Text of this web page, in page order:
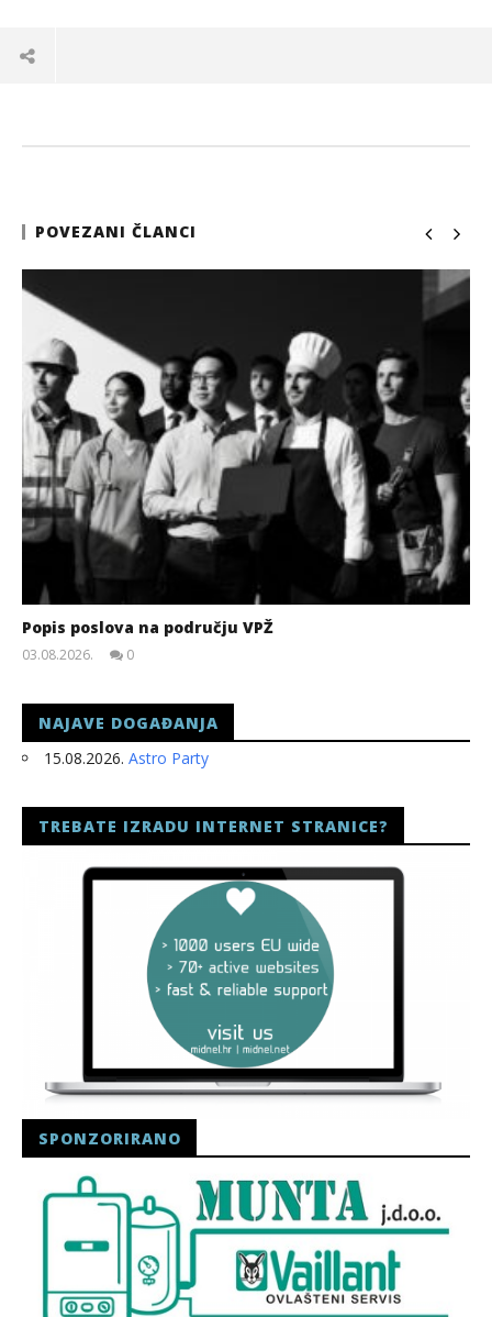
POVEZANI ČLANCI
Popis poslova na području VPŽ
03.08.2026.
0
NAJAVE DOGAĐANJA
15.08.2026. Astro Party
TREBATE IZRADU INTERNET STRANICE?
SPONZORIRANO